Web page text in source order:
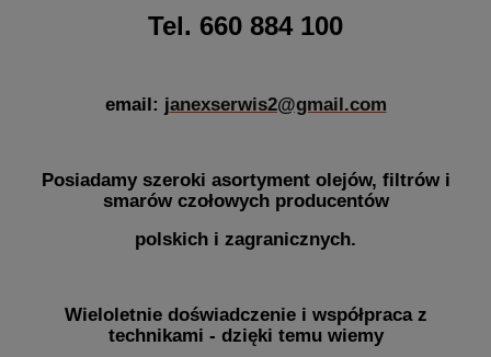
Tel. 660 884 100
email: janexserwis2@gmail.com
Posiadamy szeroki asortyment olejów, filtrów i
smarów czołowych producentów
polskich i zagranicznych.
Wieloletnie doświadczenie i współpraca z
technikami - dzięki temu wiemy